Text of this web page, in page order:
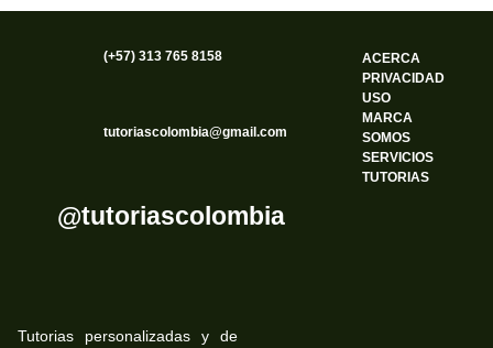
(+57) 313 765 8158
tutoriascolombia@gmail.com
@tutoriascolombia
ACERCA
PRIVACIDAD
USO
MARCA
SOMOS
SERVICIOS
TUTORIAS
Tutorias personalizadas y de